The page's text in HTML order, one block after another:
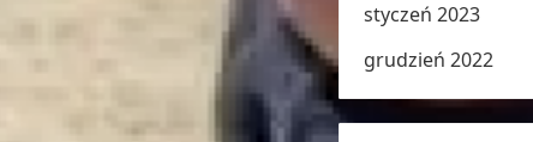
styczeń 2023
grudzień 2022